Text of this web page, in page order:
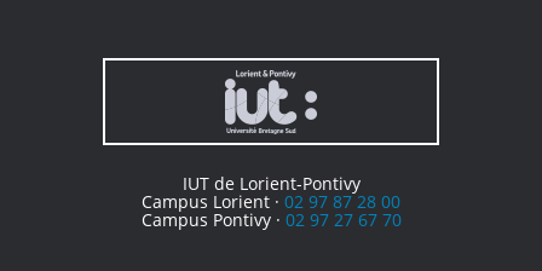
IUT de Lorient-Pontivy
Campus Lorient · 02 97 87 28 00
Campus Pontivy · 02 97 27 67 70